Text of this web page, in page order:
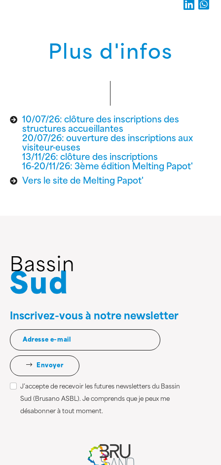
Plus d'infos
10/07/26: clôture des inscriptions des
structures accueillantes
20/07/26: ouverture des inscriptions aux
visiteur·euses
13/11/26: clôture des inscriptions
16-20/11/26: 3ème édition Melting Papot'
Vers le site de Melting Papot'
Inscrivez-vous à notre newsletter
Envoyer
J’accepte de recevoir les futures newsletters du Bassin
Sud (Brusano ASBL). Je comprends que je peux me
désabonner à tout moment.